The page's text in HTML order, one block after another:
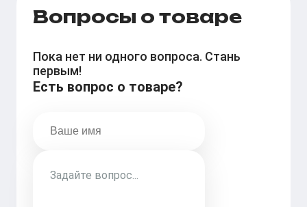
Вопросы о товаре
Пока нет ни одного вопроса. Стань
первым!
Есть вопрос о товаре?